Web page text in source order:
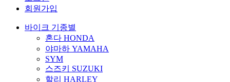
회원가입
바이크 기종별
혼다 HONDA
야마하 YAMAHA
SYM
스즈키 SUZUKI
할리 HARLEY